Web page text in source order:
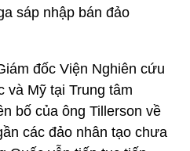
sáp nhập bán đảo
đốc Viện Nghiên cứu
và Mỹ tại Trung tâm
bố của ông Tillerson về
các đảo nhân tạo chưa